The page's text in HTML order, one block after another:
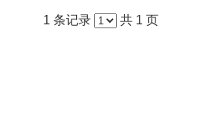
1 条记录 共 1 页